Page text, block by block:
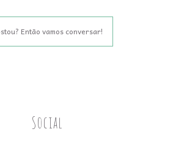
Então vamos conversar!
Social